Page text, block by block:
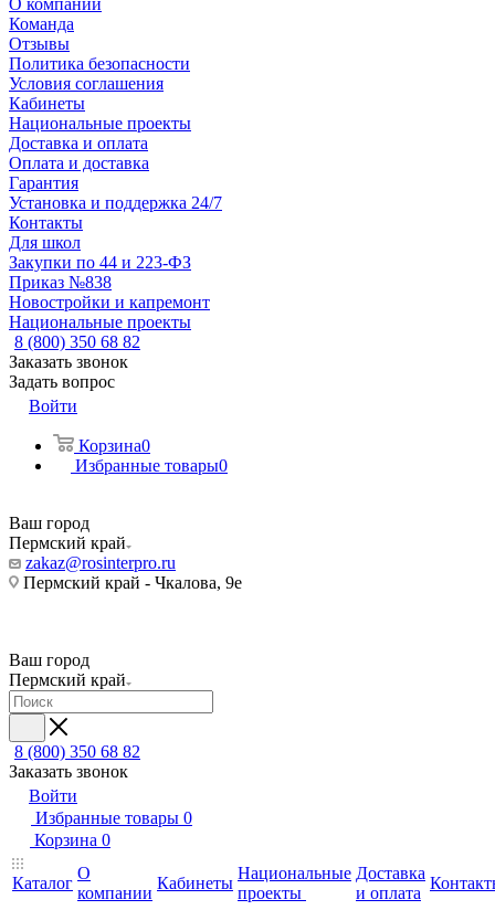
О компании
Команда
Отзывы
Политика безопасности
Условия соглашения
Кабинеты
Национальные проекты
Доставка и оплата
Оплата и доставка
Гарантия
Установка и поддержка 24/7
Контакты
Для школ
Закупки по 44 и 223-ФЗ
Приказ №838
Новостройки и капремонт
Национальные проекты
8 (800) 350 68 82
Заказать звонок
Задать вопрос
Войти
Корзина0
Избранные товары0
Ваш город
Пермский край
zakaz@rosinterpro.ru
Пермский край - Чкалова, 9е
Ваш город
Пермский край
8 (800) 350 68 82
Заказать звонок
Войти
Избранные товары 0
Корзина 0
Каталог
О
компании
Кабинеты
Национальные
проекты
Доставка
и оплата